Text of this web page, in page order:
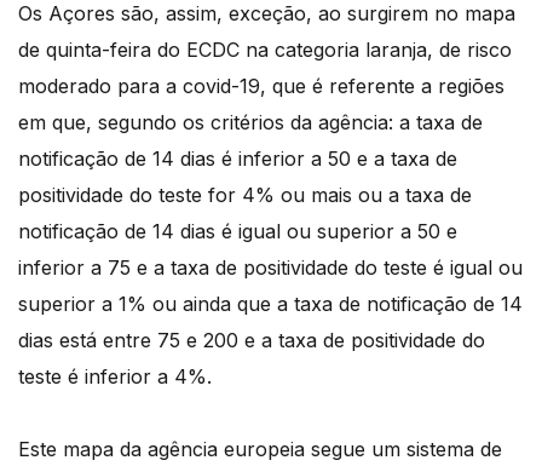
Os Açores são, assim, exceção, ao surgirem no mapa
de quinta-feira do ECDC na categoria laranja, de risco
moderado para a covid-19, que é referente a regiões
em que, segundo os critérios da agência: a taxa de
notificação de 14 dias é inferior a 50 e a taxa de
positividade do teste for 4% ou mais ou a taxa de
notificação de 14 dias é igual ou superior a 50 e
inferior a 75 e a taxa de positividade do teste é igual ou
superior a 1% ou ainda que a taxa de notificação de 14
dias está entre 75 e 200 e a taxa de positividade do
teste é inferior a 4%.
Este mapa da agência europeia segue um sistema de